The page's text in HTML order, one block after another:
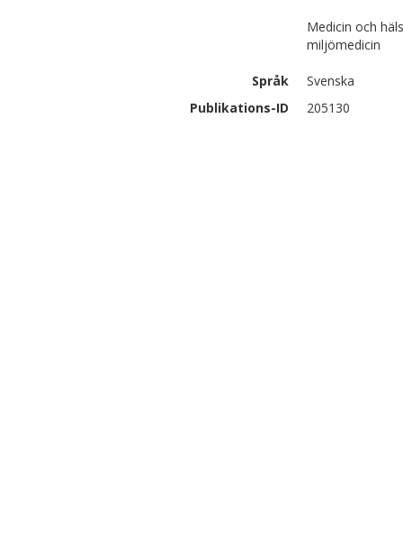
Medicin och
miljömedicin
Språk
Svenska
Publikations-ID
205130